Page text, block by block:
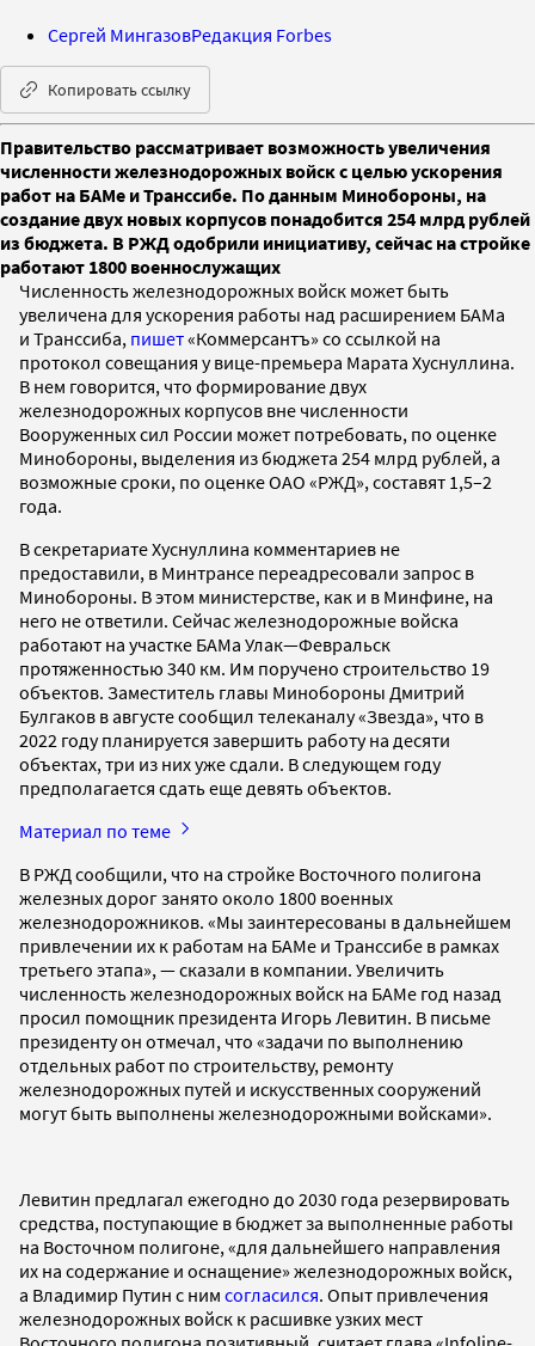
Сергей МингазовРедакция Forbes
Копировать ссылку
Правительство рассматривает возможность увеличения
численности железнодорожных войск с целью ускорения
работ на БАМе и Транссибе. По данным Минобороны, на
создание двух новых корпусов понадобится 254 млрд рублей
из бюджета. В РЖД одобрили инициативу, сейчас на стройке
работают 1800 военнослужащих
Численность железнодорожных войск может быть
увеличена для ускорения работы над расширением БАМа
и Транссиба, пишет«Коммерсантъ» со ссылкой на
протокол совещания у вице-премьера Марата Хуснуллина.
В нем говорится, что формирование двух
железнодорожных корпусов вне численности
Вооруженных сил России может потребовать, по оценке
Минобороны, выделения из бюджета 254 млрд рублей, а
возможные сроки, по оценке ОАО «РЖД», составят 1,5–2
года.
В секретариате Хуснуллина комментариев не
предоставили, в Минтрансе переадресовали запрос в
Минобороны. В этом министерстве, как и в Минфине, на
него не ответили. Сейчас железнодорожные войска
работают на участке БАМа Улак—Февральск
протяженностью 340 км. Им поручено строительство 19
объектов. Заместитель главы Минобороны Дмитрий
Булгаков в августе сообщил телеканалу «Звезда», что в
2022 году планируется завершить работу на десяти
объектах, три из них уже сдали. В следующем году
предполагается сдать еще девять объектов.
Материал по теме
В РЖД сообщили, что на стройке Восточного полигона
железных дорог занято около 1800 военных
железнодорожников. «Мы заинтересованы в дальнейшем
привлечении их к работам на БАМе и Транссибе в рамках
третьего этапа», — сказали в компании. Увеличить
численность железнодорожных войск на БАМе год назад
просил помощник президента Игорь Левитин. В письме
президенту он отмечал, что «задачи по выполнению
отдельных работ по строительству, ремонту
железнодорожных путей и искусственных сооружений
могут быть выполнены железнодорожными войсками».
Левитин предлагал ежегодно до 2030 года резервировать
средства, поступающие в бюджет за выполненные работы
на Восточном полигоне, «для дальнейшего направления
их на содержание и оснащение» железнодорожных войск,
а Владимир Путин с ним согласился. Опыт привлечения
железнодорожных войск к расшивке узких мест